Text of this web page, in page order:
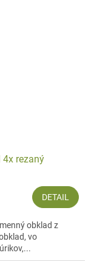
4x rezaný
DETAIL
obklad z
vo